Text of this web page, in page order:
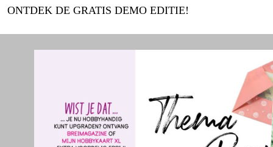
ONTDEK DE GRATIS DEMO EDITIE!